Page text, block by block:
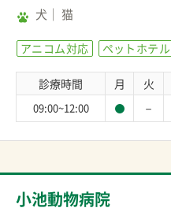
犬 猫
アニコム対応 ペットホテル
診療時間 月 火
09:00~12:00 －
小池動物病院